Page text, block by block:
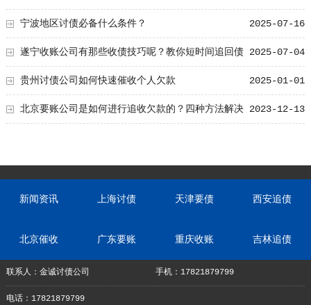
2025-07-16
宁波地区讨债必备什么条件？
2025-07-04
遂宁收账公司有那些收债技巧呢？教你短时间追回债
务技巧！ 2025-01-01
贵州讨债公司如何快速催收个人欠款
2023-12-13
北京要账公司是如何进行追收欠款的？四种方法解决
新闻资讯 上海讨债 天津要债 西安追债
北京催收 广东要账 重庆收账 吉林追债
联系人：金诚讨债公司 手机：17821879799
电话：17821879799